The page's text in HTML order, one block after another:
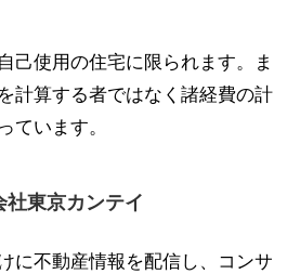
己使用の住宅に限られます。ま
計算する者ではなく諸経費の計
ています。
東京カンテイ
に不動産情報を配信し、コンサ